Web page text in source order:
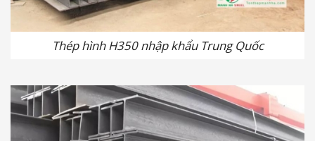
Thép hình H350 nhập khẩu Trung Quốc